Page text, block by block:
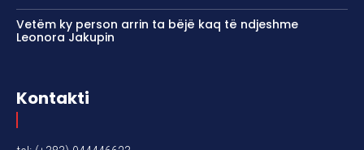
Vetëm ky person arrin ta bëjë kaq të ndjeshme
Leonora Jakupin
Kontakti